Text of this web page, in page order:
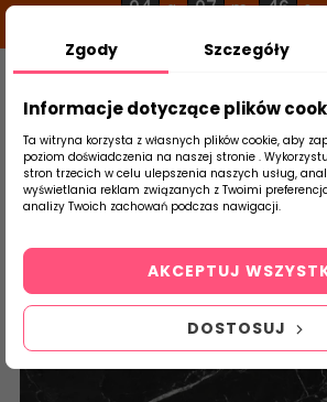
04 g 07 m 45 s
Strona Główna Salon /
Zgody Szczegóły
Informacje dotyczące plików
Ta witryna korzysta z własnych plików cookie, aby
poziom doświadczenia na naszej stronie .
stron trzecich w celu ulepszenia naszych usług,
wyświetlania reklam związanych z Twoimi
analizy Twoich zachowań podczas nawigacji.
DOSTOSUJ
AKCEPTUJ